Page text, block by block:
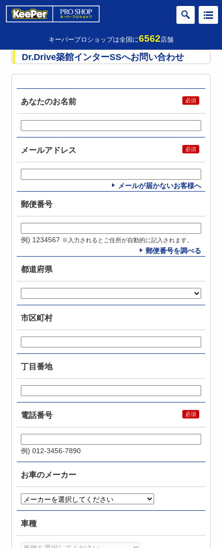
キーパープロショップは全国に6562店舗
Dr.Drive築館インターSSへお問い合わせ
あなたのお名前
メールアドレス
メールが届かないお客様へ
郵便番号
例) 1234567 ※入力されるとご住所が自動的に記入されます。
郵便番号を調べる
都道府県
市区町村
丁目番地
電話番号
例) 012-3456-7890
お車のメーカー
車種